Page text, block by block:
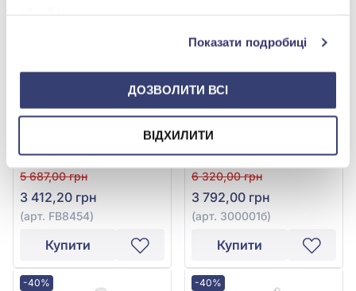
Показати подробиці
ДОЗВОЛИТИ ВСІ
ВІДХИЛИТИ
Браслет «Конюшина» зі
срібла 925° з
перламутром та чорним
онікс, арт. FB8454
5 687,00 грн
3 412,20 грн
(арт. FB8454)
Купити
срібла 925° з
перламутром, арт.
300001б
6 320,00 грн
3 792,00 грн
(арт. 300001б)
Купити
-40% -40%